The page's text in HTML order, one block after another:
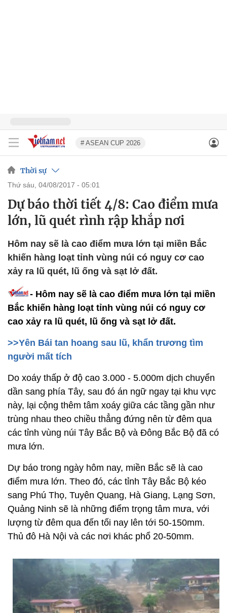
# ASEAN CUP 2026
Thời sự
thứ sáu, 04/08/2017 - 05:01
Dự báo thời tiết 4/8: Cao điểm mưa
lớn, lũ quét rình rập khắp nơi
Hôm nay sẽ là cao điểm mưa lớn tại miền Bắc
khiến hàng loạt tỉnh vùng núi có nguy cơ cao
xảy ra lũ quét, lũ ống và sạt lở đất.
- Hôm nay sẽ là cao điểm mưa lớn tại miền
Bắc khiến hàng loạt tỉnh vùng núi có nguy cơ
cao xảy ra lũ quét, lũ ống và sạt lở đất.
>>Yên Bái tan hoang sau lũ, khẩn trương tìm
người mất tích
Do xoáy thấp ở độ cao 3.000 - 5.000m dịch chuyển
dần sang phía Tây, sau đó án ngữ ngay tại khu vực
này, lại cộng thêm tâm xoáy giữa các tầng gần như
trùng nhau theo chiều thẳng đứng nên từ đêm qua
các tỉnh vùng núi Tây Bắc Bộ và Đông Bắc Bộ đã có
mưa lớn.
Dự báo trong ngày hôm nay, miền Bắc sẽ là cao
điểm mưa lớn. Theo đó, các tỉnh Tây Bắc Bộ kéo
sang Phú Thọ, Tuyên Quang, Hà Giang, Lạng Sơn,
Quảng Ninh sẽ là những điểm trọng tâm mưa, với
lượng từ đêm qua đến tối nay lên tới 50-150mm.
Thủ đô Hà Nội và các nơi khác phổ 20-50mm.